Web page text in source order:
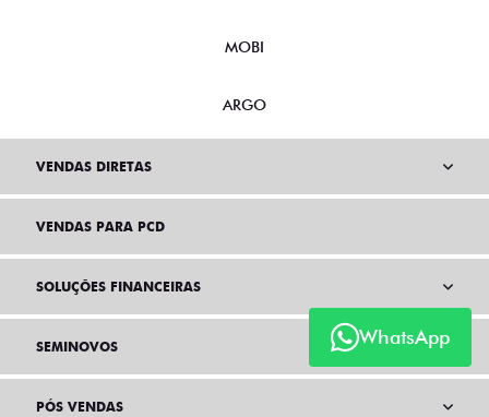
WhatsApp
MOBI
ARGO
VENDAS DIRETAS
VENDAS PARA PCD
SOLUÇÕES FINANCEIRAS
SEMINOVOS
PÓS VENDAS